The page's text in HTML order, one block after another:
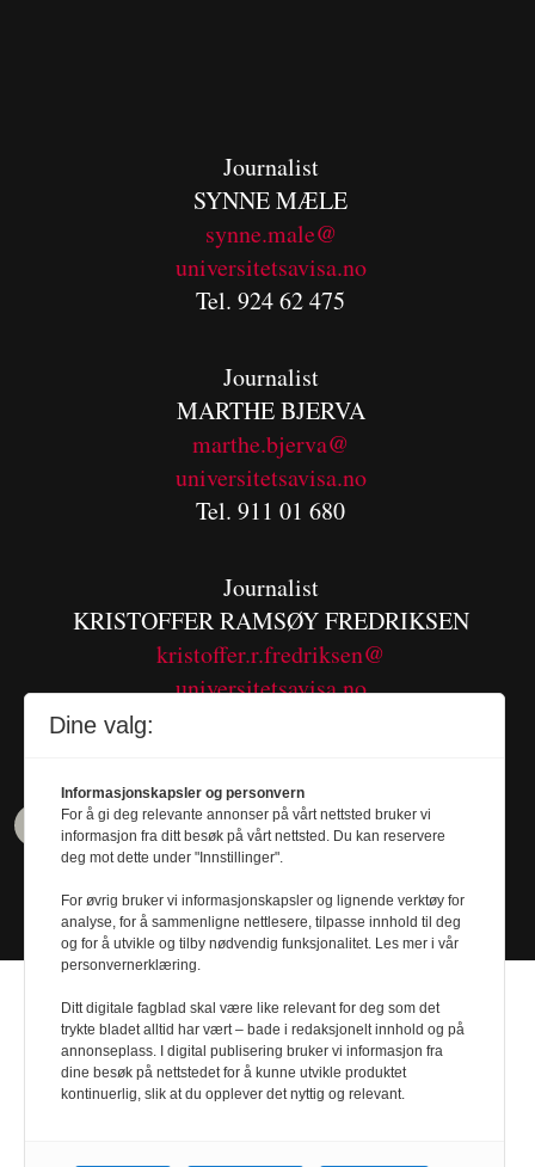
Journalist
SYNNE MÆLE
synne.male@
universitetsavisa.no
Tel. 924 62 475
Journalist
MARTHE BJERVA
marthe.bjerva@
universitetsavisa.no
Tel. 911 01 680
Journalist
KRISTOFFER RAMSØY FREDRIKSEN
kristoffer.r.fredriksen@
universitetsavisa.no
Design byNordström Design- Powered by
Dine valg:
Informasjonskapsler og personvern
For å gi deg relevante annonser på vårt nettsted bruker vi
informasjon fra ditt besøk på vårt nettsted. Du kan reservere
deg mot dette under "Innstillinger".
For øvrig bruker vi informasjonskapsler og lignende verktøy for
analyse, for å sammenligne nettlesere, tilpasse innhold til deg
og for å utvikle og tilby nødvendig funksjonalitet. Les mer i vår
personvernerklæring.
Ditt digitale fagblad skal være like relevant for deg som det
trykte bladet alltid har vært – bade i redaksjonelt innhold og på
annonseplass. I digital publisering bruker vi informasjon fra
dine besøk på nettstedet for å kunne utvikle produktet
kontinuerlig, slik at du opplever det nyttig og relevant.